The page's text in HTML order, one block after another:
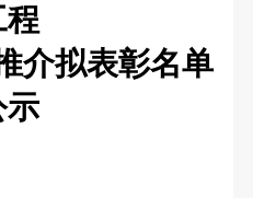
程
介拟表彰名单
示